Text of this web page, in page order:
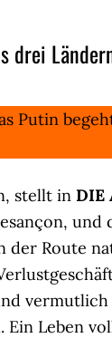
drei
Putin
stellt in DIE
der Route
Leben